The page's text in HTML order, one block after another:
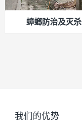
蟑螂防治及灭杀
我们的优势